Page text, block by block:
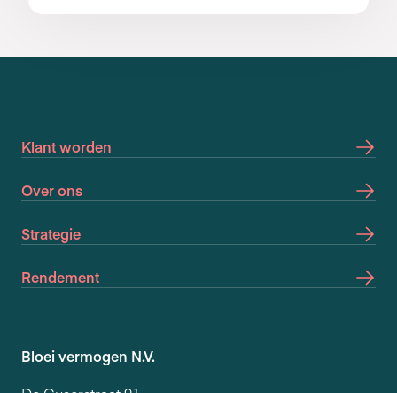
Klant worden
Over ons
Strategie
Rendement
Bloei vermogen N.V.